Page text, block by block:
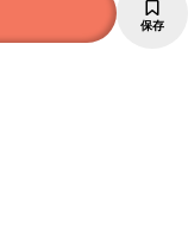
保存